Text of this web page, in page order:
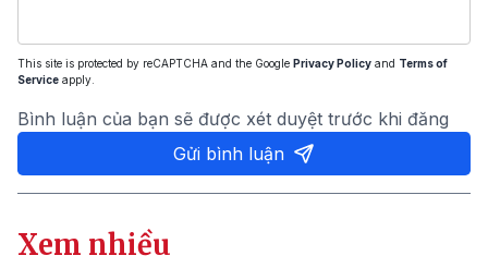
This site is protected by reCAPTCHA and the Google Privacy Policy and Terms of
Service apply.
Bình luận của bạn sẽ được xét duyệt trước khi đăng
Gửi bình luận
Xem nhiều